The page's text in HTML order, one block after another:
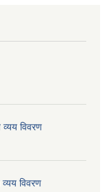
विवरण
विवरण